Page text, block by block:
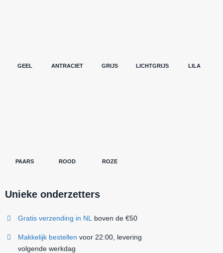
GEEL ANTRACIET GRIJS LICHTGRIJS LILA
PAARS ROOD ROZE
Unieke onderzetters
Gratis verzending in NL boven de €50
Makkelijk bestellen voor 22:00, levering
volgende werkdag